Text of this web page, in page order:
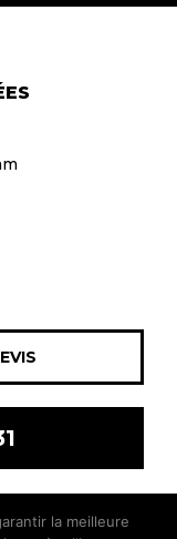
la meilleure